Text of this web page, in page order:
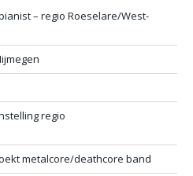
– regio Roeselare/West-
regio
metalcore/deathcore band